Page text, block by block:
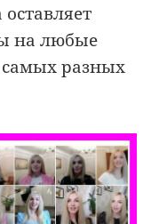
на любые
разных